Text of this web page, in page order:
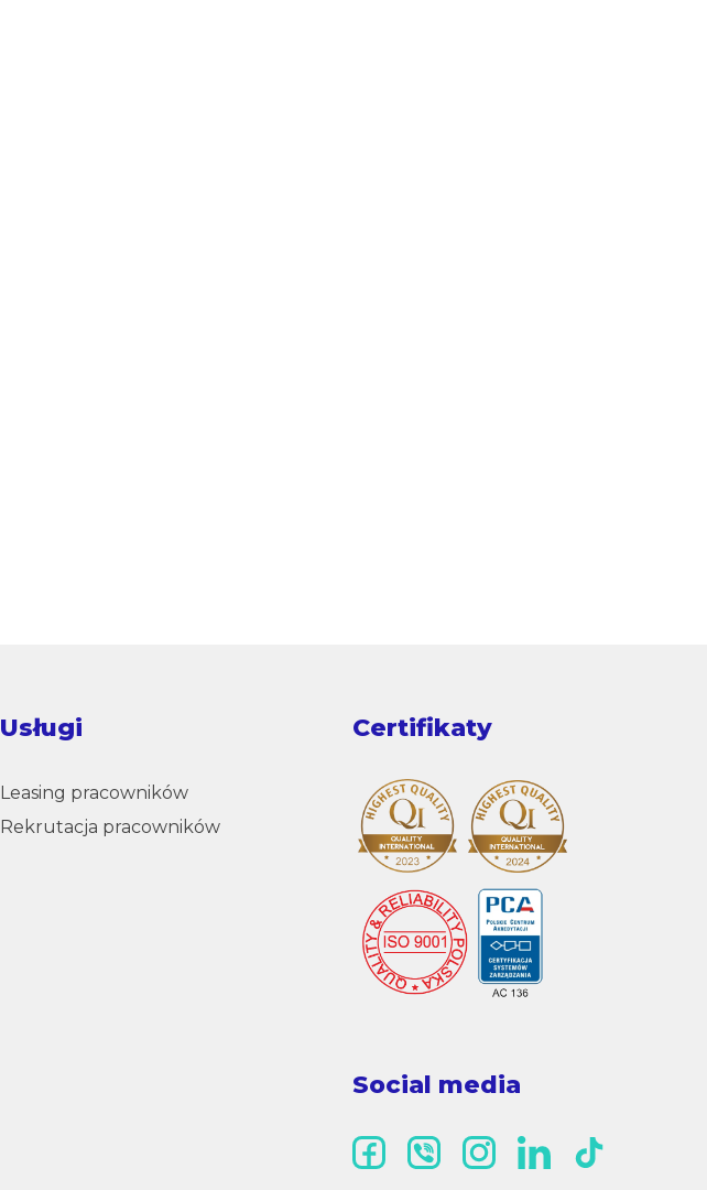
Usługi
Leasing pracowników
Rekrutacja pracowników
Certifikaty
Social media